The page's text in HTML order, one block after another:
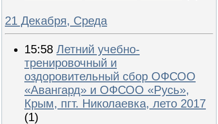
21 Декабря, Среда
15:58 Летний учебно-
тренировочный и
оздоровительный сбор ОФСОО
«Авангард» и ОФСОО «Русь»,
Крым, пгт. Николаевка, лето 2017
(1)